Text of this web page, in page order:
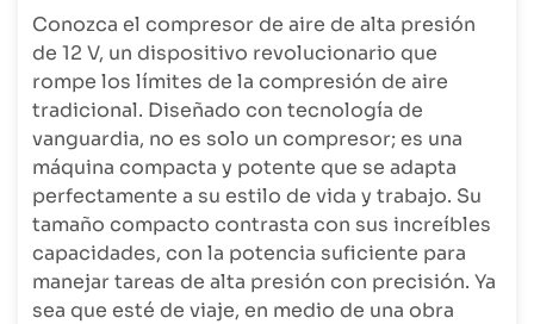
Conozca el compresor de aire de alta presión
de 12 V, un dispositivo revolucionario que
rompe los límites de la compresión de aire
tradicional. Diseñado con tecnología de
vanguardia, no es solo un compresor; es una
máquina compacta y potente que se adapta
perfectamente a su estilo de vida y trabajo. Su
tamaño compacto contrasta con sus increíbles
capacidades, con la potencia suficiente para
manejar tareas de alta presión con precisión. Ya
sea que esté de viaje, en medio de una obra